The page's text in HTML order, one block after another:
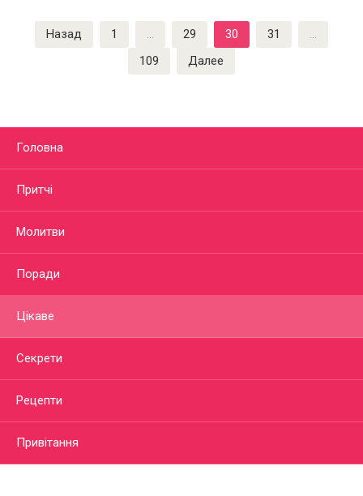
Пагинация
записей
Назад 1 … 29 30 31
…
109
Далее
Головна
Притчі
Молитви
Поради
Цікаве
Секрети
Рецепти
Привітання